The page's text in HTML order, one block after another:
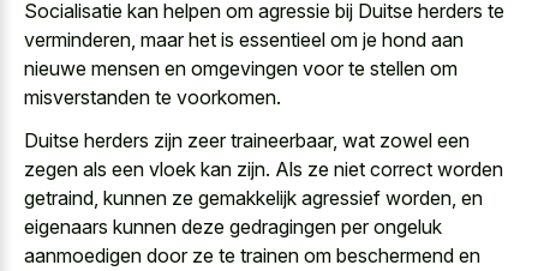
Socialisatie kan helpen om agressie bij Duitse herders te
verminderen, maar het is essentieel om je hond aan
nieuwe mensen en omgevingen voor te stellen om
misverstanden te voorkomen.
Duitse herders zijn zeer traineerbaar, wat zowel een
zegen als een vloek kan zijn. Als ze niet correct worden
getraind, kunnen ze gemakkelijk agressief worden, en
eigenaars kunnen deze gedragingen per ongeluk
aanmoedigen door ze te trainen om beschermend en